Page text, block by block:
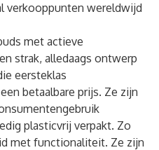
verkooppunten wereldwijd
met actieve
strak, alledaags ontwerp
eersteklas
betaalbare prijs. Ze zijn
plasticvrij verpakt. Zo
met functionaliteit. Ze zijn